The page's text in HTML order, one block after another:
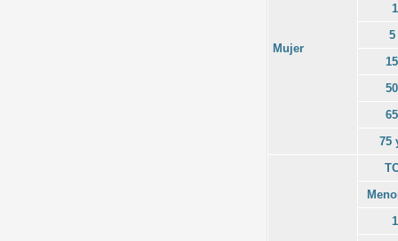
Mujer
5
75